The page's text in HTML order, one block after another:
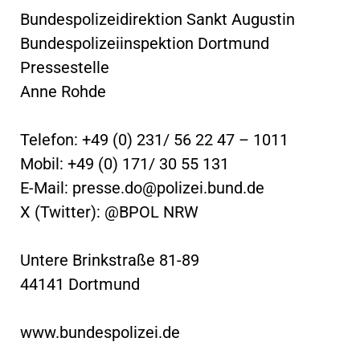
Bundespolizeidirektion Sankt Augustin
Bundespolizeiinspektion Dortmund
Pressestelle
Anne Rohde
Telefon: +49 (0) 231/ 56 22 47 – 1011
Mobil: +49 (0) 171/ 30 55 131
E-Mail: presse.do@polizei.bund.de
X (Twitter): @BPOL NRW
Untere Brinkstraße 81-89
44141 Dortmund
www.bundespolizei.de